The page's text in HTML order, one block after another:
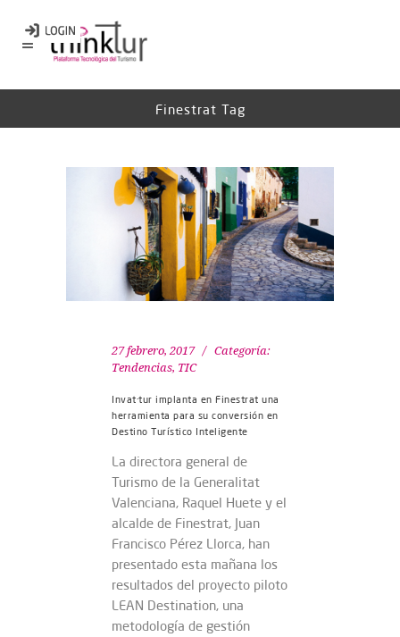
Finestrat Tag
27 febrero, 2017
Categoría:
Tendencias, TIC
Invat·tur implanta en Finestrat una
herramienta para su conversión en
Destino Turístico Inteligente
La directora general de
Turismo de la Generalitat
Valenciana, Raquel Huete y el
alcalde de Finestrat, Juan
Francisco Pérez Llorca, han
presentado esta mañana los
resultados del proyecto piloto
LEAN Destination, una
metodología de gestión